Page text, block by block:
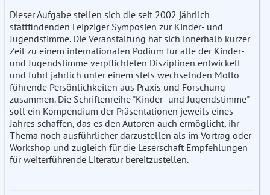
Dieser Aufgabe stellen sich die seit 2002 jährlich
stattfindenden Leipziger Symposien zur Kinder- und
Jugendstimme. Die Veranstaltung hat sich innerhalb kurzer
Zeit zu einem internationalen Podium für alle der Kinder-
und Jugendstimme verpflichteten Disziplinen entwickelt
und führt jährlich unter einem stets wechselnden Motto
führende Persönlichkeiten aus Praxis und Forschung
zusammen. Die Schriftenreihe "Kinder- und Jugendstimme"
soll ein Kompendium der Präsentationen jeweils eines
Jahres schaffen, das es den Autoren auch ermöglicht, ihr
Thema noch ausführlicher darzustellen als im Vortrag oder
Workshop und zugleich für die Leserschaft Empfehlungen
für weiterführende Literatur bereitzustellen.